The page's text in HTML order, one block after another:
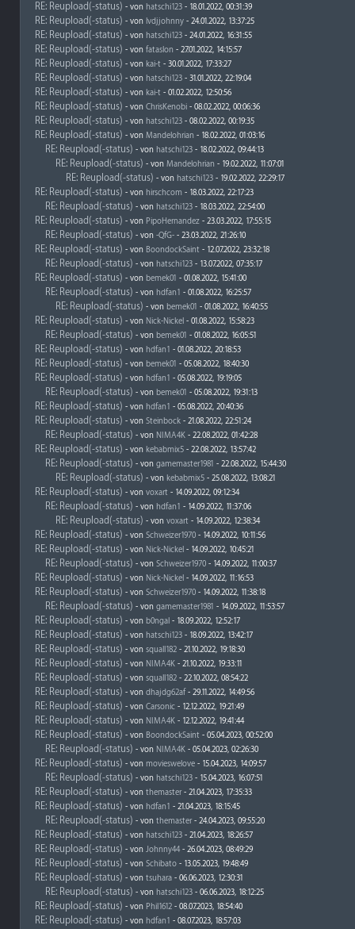
RE: Reupload(-status) - von hatschi123 - 18.01.2022, 00:31:39
RE: Reupload(-status) - von lvdjjohnny - 24.01.2022, 13:37:25
RE: Reupload(-status) - von hatschi123 - 24.01.2022, 16:31:55
RE: Reupload(-status) - von fataslon - 27.01.2022, 14:15:57
RE: Reupload(-status) - von kai-t - 30.01.2022, 17:33:27
RE: Reupload(-status) - von hatschi123 - 31.01.2022, 22:19:04
RE: Reupload(-status) - von kai-t - 01.02.2022, 12:50:56
RE: Reupload(-status) - von ChrisKenobi - 08.02.2022, 00:06:36
RE: Reupload(-status) - von hatschi123 - 08.02.2022, 00:19:35
RE: Reupload(-status) - von Mandelohrian - 18.02.2022, 01:03:16
RE: Reupload(-status) - von hatschi123 - 18.02.2022, 09:44:13
RE: Reupload(-status) - von Mandelohrian - 19.02.2022, 11:07:01
RE: Reupload(-status) - von hatschi123 - 19.02.2022, 22:29:17
RE: Reupload(-status) - von hirschcom - 18.03.2022, 22:17:23
RE: Reupload(-status) - von hatschi123 - 18.03.2022, 22:54:00
RE: Reupload(-status) - von PipoHernandez - 23.03.2022, 17:55:15
RE: Reupload(-status) - von -QfG- - 23.03.2022, 21:26:10
RE: Reupload(-status) - von BoondockSaint - 12.07.2022, 23:32:18
RE: Reupload(-status) - von hatschi123 - 13.07.2022, 07:35:17
RE: Reupload(-status) - von bemek01 - 01.08.2022, 15:41:00
RE: Reupload(-status) - von hdfan1 - 01.08.2022, 16:25:57
RE: Reupload(-status) - von bemek01 - 01.08.2022, 16:40:55
RE: Reupload(-status) - von Nick-Nickel - 01.08.2022, 15:58:23
RE: Reupload(-status) - von bemek01 - 01.08.2022, 16:05:51
RE: Reupload(-status) - von hdfan1 - 01.08.2022, 20:18:53
RE: Reupload(-status) - von bemek01 - 05.08.2022, 18:40:30
RE: Reupload(-status) - von hdfan1 - 05.08.2022, 19:19:05
RE: Reupload(-status) - von bemek01 - 05.08.2022, 19:31:13
RE: Reupload(-status) - von hdfan1 - 05.08.2022, 20:40:36
RE: Reupload(-status) - von Steinbock - 21.08.2022, 22:51:24
RE: Reupload(-status) - von NIMA4K - 22.08.2022, 01:42:28
RE: Reupload(-status) - von kebabmix5 - 22.08.2022, 13:57:42
RE: Reupload(-status) - von gamemaster1981 - 22.08.2022, 15:44:30
RE: Reupload(-status) - von kebabmix5 - 25.08.2022, 13:08:21
RE: Reupload(-status) - von voxart - 14.09.2022, 09:12:34
RE: Reupload(-status) - von hdfan1 - 14.09.2022, 11:37:06
RE: Reupload(-status) - von voxart - 14.09.2022, 12:38:34
RE: Reupload(-status) - von Schweizer1970 - 14.09.2022, 10:11:56
RE: Reupload(-status) - von Nick-Nickel - 14.09.2022, 10:45:21
RE: Reupload(-status) - von Schweizer1970 - 14.09.2022, 11:00:37
RE: Reupload(-status) - von Nick-Nickel - 14.09.2022, 11:16:53
RE: Reupload(-status) - von Schweizer1970 - 14.09.2022, 11:38:18
RE: Reupload(-status) - von gamemaster1981 - 14.09.2022, 11:53:57
RE: Reupload(-status) - von b0ngal - 18.09.2022, 12:52:17
RE: Reupload(-status) - von hatschi123 - 18.09.2022, 13:42:17
RE: Reupload(-status) - von squall182 - 21.10.2022, 19:18:30
RE: Reupload(-status) - von NIMA4K - 21.10.2022, 19:33:11
RE: Reupload(-status) - von squall182 - 22.10.2022, 08:54:22
RE: Reupload(-status) - von dhajdg62af - 29.11.2022, 14:49:56
RE: Reupload(-status) - von Carsonic - 12.12.2022, 19:21:49
RE: Reupload(-status) - von NIMA4K - 12.12.2022, 19:41:44
RE: Reupload(-status) - von BoondockSaint - 05.04.2023, 00:52:00
RE: Reupload(-status) - von NIMA4K - 05.04.2023, 02:26:30
RE: Reupload(-status) - von movieswelove - 15.04.2023, 14:09:57
RE: Reupload(-status) - von hatschi123 - 15.04.2023, 16:07:51
RE: Reupload(-status) - von themaster- 21.04.2023, 17:35:33
RE: Reupload(-status) - von hdfan1 - 21.04.2023, 18:15:45
RE: Reupload(-status) - von themaster- 24.04.2023, 09:55:20
RE: Reupload(-status) - von hatschi123 - 21.04.2023, 18:26:57
RE: Reupload(-status) - von Johnny44 - 26.04.2023, 08:49:29
RE: Reupload(-status) - von Schibato - 13.05.2023, 19:48:49
RE: Reupload(-status) - von tsuhara - 06.06.2023, 12:30:31
RE: Reupload(-status) - von hatschi123 - 06.06.2023, 18:12:25
RE: Reupload(-status) - von Phil1612 - 08.07.2023, 18:54:40
RE: Reupload(-status) - von hdfan1 - 08.07.2023, 18:57:03